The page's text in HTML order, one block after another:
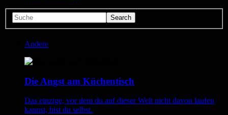
Andere
Die Angst am Küchentisch
Das einzige, vor dem du auf dieser Welt nicht davon laufen
kannst, bist du selbst.